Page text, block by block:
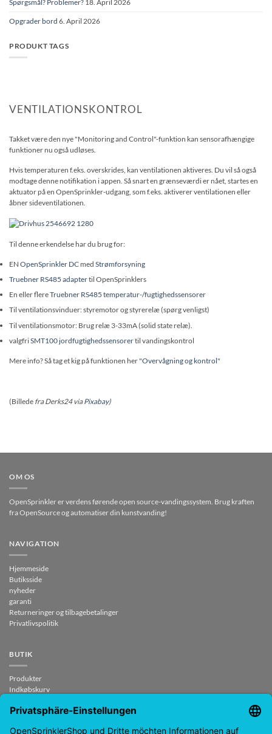
VENTILATIONSKONTROL
Takket være den nye "Monitoring and Control"-funktion kan sensorafhængige
funktioner nu også udløses.
Hvis temperaturen f.eks. overskrides, kan ventilationen aktiveres. Du vil så også
modtage denne notifikation i appen. Så snart en grænseværdi er nået, startes en
aktuator på en OpenSprinkler-udgang, som f.eks. aktiverer ventilationen eller
åbner sideventilationen.
Til denne erkendelse har du brug for:
EN OpenSprinkler DC med Strømforsyning
Truebner RS485 adaptertil OpenSprinklers
En eller flereTruebner RS485 temperatur-/fugtighedssensorer
Til ventilationsvinduer: styremotor og styrerelæ (spørg venligst)
Til ventilationsmotor: Brug relæ 3-33mA (solid state relæ).
valgfriSMT100 jordfugtighedssensorertil vandingskontrol
Mere info? Så tag et kig på funktionen her "Overvågning og kontrol"
(Billede fra Derks24 viaPixabay)
Spørgsmål? Problemer? 18. April 2026
Opgrader bord 6. April 2026
PRODUKT TAGS
OM OS
OpenSprinkler er verdens førende open source-vandingssystem. Brug kraften
fra OpenSource og automatiser din kunstvanding!
NAVIGATION
Hjemmeside
Butiksside
nyheder
garanti
Returneringer og tilbagebetalinger
Privatlivspolitik
BUTIK
Produkter
Indkøbskurv
Min konto